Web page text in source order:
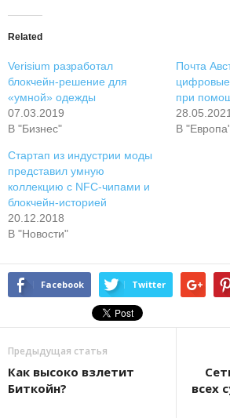
Related
Verisium разработал
блокчейн-решение для
«умной» одежды
07.03.2019
В "Бизнес"
Почта
при
28.05.2021
В
Стартап из индустрии моды
представил умную
коллекцию с NFC-чипами и
блокчейн-историей
20.12.2018
В "Новости"
Facebook Twitter
Предыдущая статья
Как высоко взлетит
Биткойн?
всех